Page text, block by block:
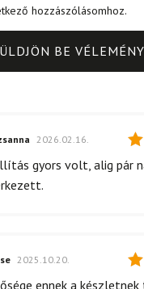
hozzászólásomhoz.
2026.02.16.
gyors volt, alig pár
2025.10.20.
ennek a készletnek